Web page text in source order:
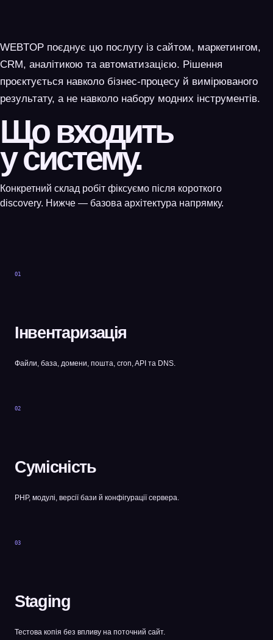
WEBTOP поєднує цю послугу із сайтом, маркетингом,
CRM, аналітикою та автоматизацією. Рішення
проєктується навколо бізнес-процесу й вимірюваного
результату, а не навколо набору модних інструментів.
Що входить
у систему.
Конкретний склад робіт фіксуємо після короткого
discovery. Нижче — базова архітектура напрямку.
01
Інвентаризація
Файли, база, домени, пошта, cron, API та DNS.
02
Сумісність
PHP, модулі, версії бази й конфігурації сервера.
03
Staging
Тестова копія без впливу на поточний сайт.